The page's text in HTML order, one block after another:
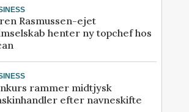
Rasmussen-ejet
henter ny topchef hos
rammer midtjysk
efter navneskifte